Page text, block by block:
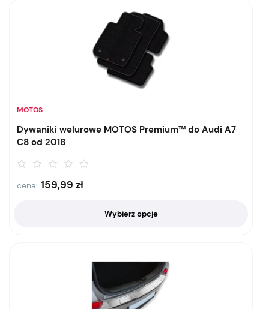
MOTOS
Dywaniki welurowe MOTOS Premium™ do Audi A7
C8 od 2018
cena: 159,99 zł
Wybierz opcje